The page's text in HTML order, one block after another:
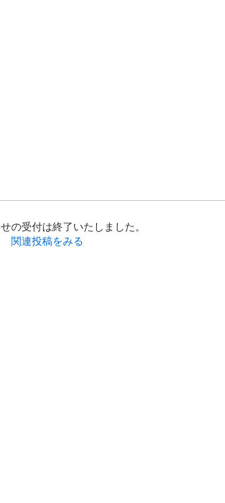
の受付は終了いたしました。
関連投稿をみる